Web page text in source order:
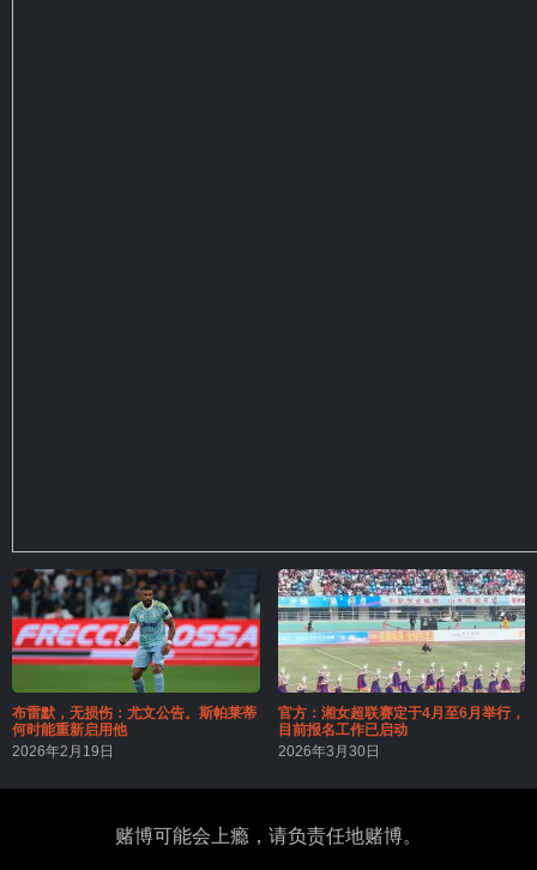
布雷默，无损伤：尤文公告。斯帕莱蒂
何时能重新启用他
2026年2月19日
官方：湘女超联赛定于4月至6月举行，
目前报名工作已启动
2026年3月30日
赌博可能会上瘾，请负责任地赌博。